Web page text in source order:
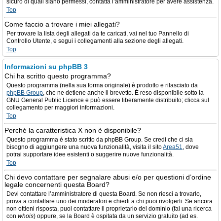
sicuro di quali siano permessi, contatta l’amministratore per avere assistenza.
Top
Come faccio a trovare i miei allegati?
Per trovare la lista degli allegati da te caricati, vai nel tuo Pannello di
Controllo Utente, e segui i collegamenti alla sezione degli allegati.
Top
Informazioni su phpBB 3
Chi ha scritto questo programma?
Questo programma (nella sua forma originale) è prodotto e rilasciato da
phpBB Group, che ne detiene anche il brevetto. È reso disponibile sotto la
GNU General Public Licence e può essere liberamente distribuito; clicca sul
collegamento per maggiori informazioni.
Top
Perché la caratteristica X non è disponibile?
Questo programma è stato scritto da phpBB Group. Se credi che ci sia
bisogno di aggiungere una nuova funzionalità, visita il sitoArea51, dove
potrai supportare idee esistenti o suggerire nuove funzionalità.
Top
Chi devo contattare per segnalare abusi e/o per questioni d’ordine
legale concernenti questa Board?
Devi contattare l’amministratore di questa Board. Se non riesci a trovarlo,
prova a contattare uno dei moderatori e chiedi a chi puoi rivolgerti. Se ancora
non ottieni risposta, puoi contattare il proprietario del dominio (fai una ricerca
con whois) oppure, se la Board è ospitata da un servizio gratuito (ad es.